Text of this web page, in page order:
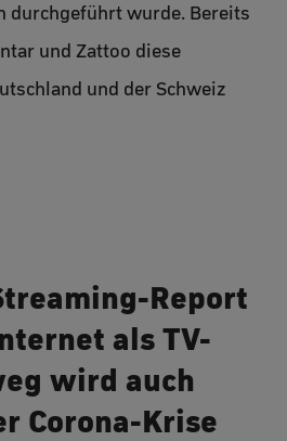
durchgeführt wurde. Bereits
und Zattoo diese
und der Schweiz
Report
als TV-
wird auch
Corona-Krise